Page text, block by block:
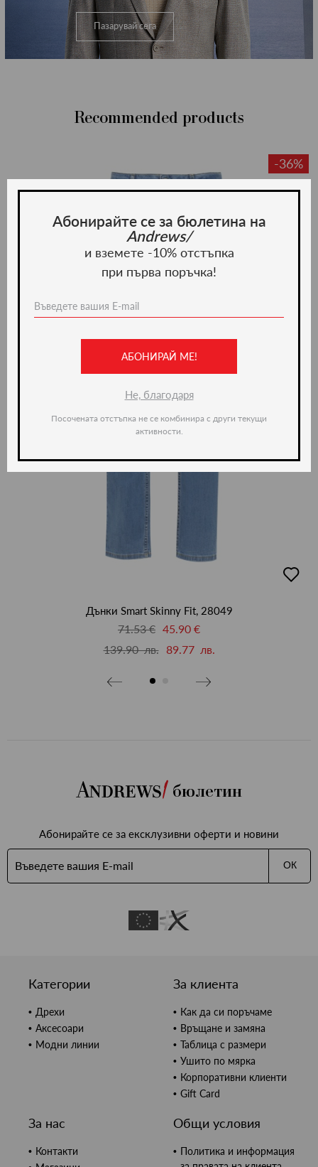
Пазарувай сега
Recommended products
-36%
в
Дънки Smart Skinny Fit, 28049
71.53 € 45.90 €
139.90 лв.
89.77 лв.
бюлетин
Абонирайте се за ексклузивни оферти и новини
ОК
Категории
Дрехи
Аксесоари
Модни линии
За клиента
Как да си поръчаме
Връщане и замяна
Таблица с размери
Ушито по мярка
Корпоративни клиенти
Gift Card
За нас
Контакти
Общи условия
Политика и информация
Абонирайте се за бюлетина на
Andrews/
и вземете -10% отстъпка
при първа поръчка!
АБОНИРАЙ МЕ!
Не, благодаря
Посочената отстъпка не се комбинира с други текущи
активности.